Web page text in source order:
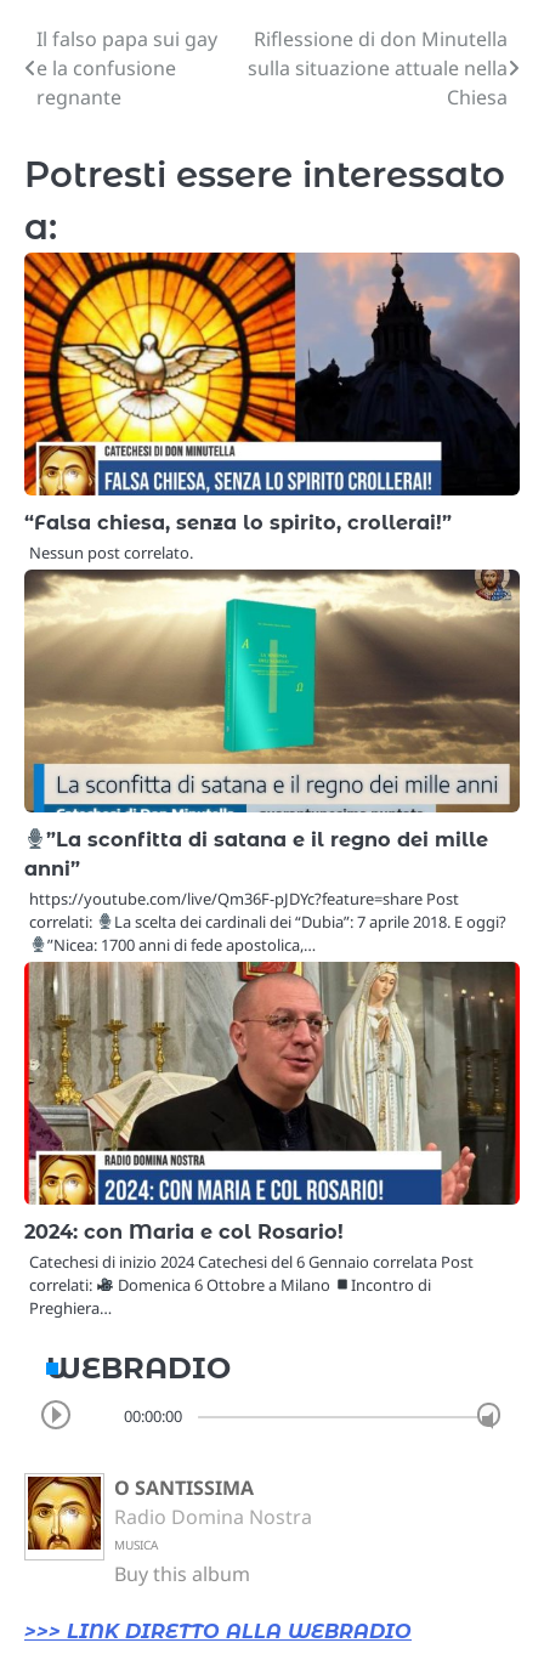
Navigazione
articoli
Il falso papa sui gay
e la confusione
regnante
Riflessione di don Minutella
sulla situazione attuale nella
Chiesa
Potresti essere interessato
a:
“Falsa chiesa, senza lo spirito, crollerai!”
Nessun post correlato.
”La sconfitta di satana e il regno dei mille
anni”
https://youtube.com/live/Qm36F-pJDYc?feature=share Post
correlati:
La scelta dei cardinali dei “Dubia”: 7 aprile 2018. E oggi?
”Nicea: 1700 anni di fede apostolica,…
2024: con Maria e col Rosario!
Catechesi di inizio 2024 Catechesi del 6 Gennaio correlata Post
correlati:
Domenica 6 Ottobre a Milano
Incontro di
Preghiera…
WEBRADIO
00:00:00
O SANTISSIMA
Radio Domina Nostra
MUSICA
Buy this album
>>> LINK DIRETTO ALLA WEBRADIO